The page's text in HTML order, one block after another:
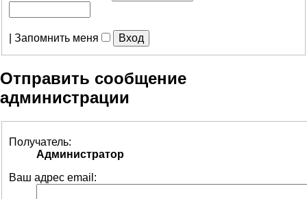
Запомнить меня
Отправить сообщение
администрации
Получатель:
Администратор
Ваш адрес email: